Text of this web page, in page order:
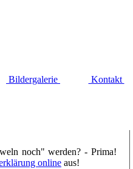
Bildergalerie Kontakt
noch" werden? - Prima!
online aus!